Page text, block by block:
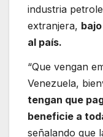
industria
extranjera,
al país.
“Que vengan
Venezuela,
tengan que
beneficie a
señalando que